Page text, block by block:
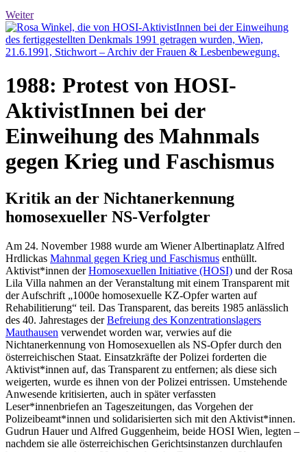
Weiter
1988: Protest von HOSI-
AktivistInnen bei der
Einweihung des Mahnmals
gegen Krieg und Faschismus
Kritik an der Nichtanerkennung
homosexueller NS-Verfolgter
Am 24. November 1988 wurde am Wiener Albertinaplatz Alfred
Hrdlickas Mahnmal gegen Krieg und Faschismus enthüllt.
Aktivist*innen derHomosexuellen Initiative (HOSI) und der Rosa
Lila Villa nahmen an der Veranstaltung mit einem Transparent mit
der Aufschrift „1000e homosexuelle KZ-Opfer warten auf
Rehabilitierung“ teil. Das Transparent, das bereits 1985 anlässlich
des 40. Jahrestages derBefreiung des Konzentrationslagers
Mauthausen verwendet worden war, verwies auf die
Nichtanerkennung von Homosexuellen als NS-Opfer durch den
österreichischen Staat. Einsatzkräfte der Polizei forderten die
Aktivist*innen auf, das Transparent zu entfernen; als diese sich
weigerten, wurde es ihnen von der Polizei entrissen. Umstehende
Anwesende kritisierten, auch in später verfassten
Leser*innenbriefen an Tageszeitungen, das Vorgehen der
Polizeibeamt*innen und solidarisierten sich mit den Aktivist*innen.
Gudrun Hauer und Alfred Guggenheim, beide HOSI Wien, legten –
nachdem sie alle österreichischen Gerichtsinstanzen durchlaufen